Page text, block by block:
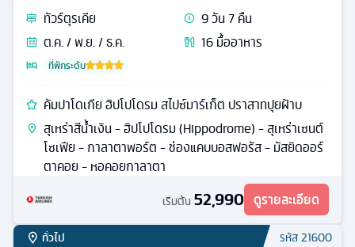
ทัวร์ตุรเคีย 9วัน7คืน
ต.ค. / พ.ย. / ธ.ค.
16มื้ออาหาร
ที่พักระดับ
คัมปาโดเกีย ฮิปโปโดรม สไปซ์มาร์เก็ต ปราสาทปุยฝ้าบ
สุเหร่าสีน้ำเงิน - ฮิปโปโดรม (Hippodrome) - สุเหร่าเซนต์
โซเฟีย - กาลาตาพอร์ต - ช่องแคบบอสฟอรัส - มัสยิดออร์
ตาคอย - หอคอยกาลาตา
เริ่มต้น 52,990 ดูรายละเอียด
ทั่วไป รหัส21600